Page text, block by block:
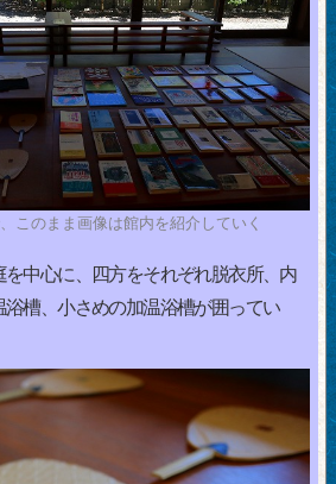
このまま画像は館内を紹介していく
中心に、四方をそれぞれ脱衣所、内
槽、小さめの加温浴槽が囲ってい